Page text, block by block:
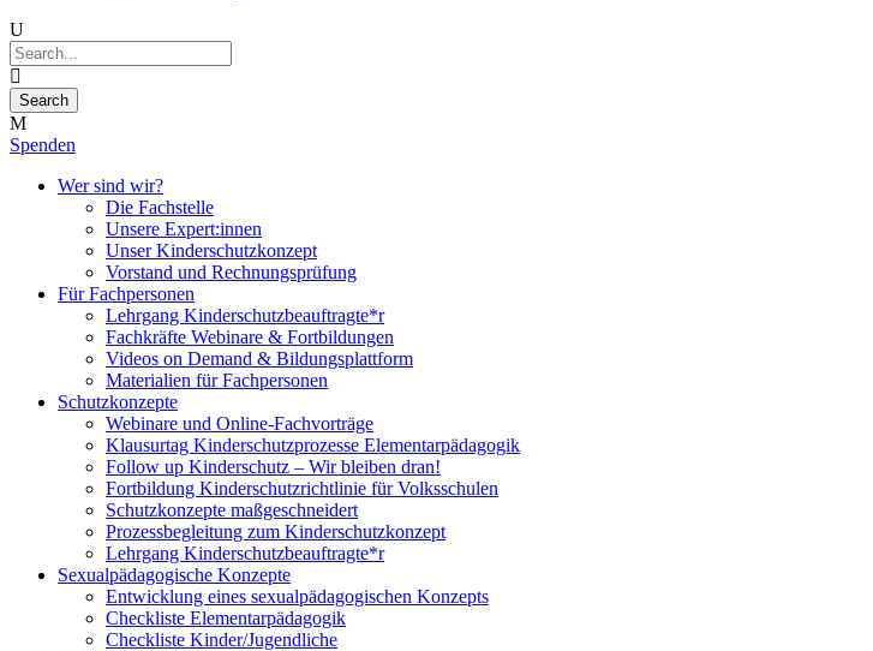
Spenden
Wer sind wir?
Die Fachstelle
Unsere Expert:innen
Unser Kinderschutzkonzept
Vorstand und Rechnungsprüfung
Für Fachpersonen
Lehrgang Kinderschutzbeauftragte*r
Fachkräfte Webinare & Fortbildungen
Videos on Demand & Bildungsplattform
Materialien für Fachpersonen
Schutzkonzepte
Webinare und Online-Fachvorträge
Klausurtag Kinderschutzprozesse Elementarpädagogik
Follow up Kinderschutz – Wir bleiben dran!
Fortbildung Kinderschutzrichtlinie für Volksschulen
Schutzkonzepte maßgeschneidert
Prozessbegleitung zum Kinderschutzkonzept
Lehrgang Kinderschutzbeauftragte*r
Sexualpädagogische Konzepte
Entwicklung eines sexualpädagogischen Konzepts
Checkliste Elementarpädagogik
Checkliste Kinder/Jugendliche